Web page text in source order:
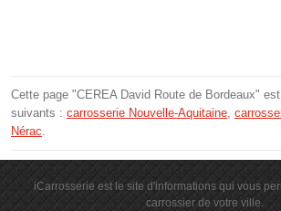
Cette page "CEREA David Route de Bordeaux"
suivants : carrosserie Nouvelle-Aquitaine,
Nérac.
iCarrosserie est le site d'informations qui vous
carrossier de votre ville.